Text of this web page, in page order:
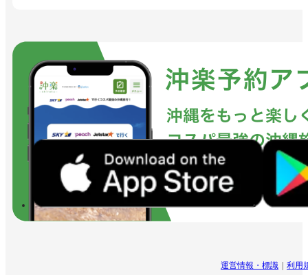
運営情報・標識 利用